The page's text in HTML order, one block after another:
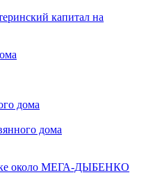
капитал на
дома
дома
около МЕГА-ДЫБЕНКО